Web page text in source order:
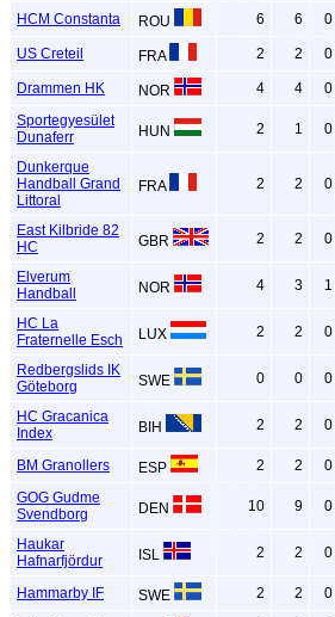
HCM Constanta ROU 6 6 0
US Creteil FRA 2 2 0
Drammen HK NOR 4 4 0
Sportegyesület
Dunaferr
HUN 2 1 0
Dunkerque
Handball Grand
Littoral
FRA 2 2 0
East Kilbride 82
HC
GBR 2 2 0
Elverum
Handball
NOR 4 3 1
HC La
Fraternelle Esch
LUX 2 2 0
Redbergslids IK
Göteborg
SWE 0 0 0
HC Gracanica
Index
BIH 2 2 0
BM Granollers ESP 2 2 0
GOG Gudme
Svendborg
DEN 10 9 0
Haukar
Hafnarfjördur
ISL 2 2 0
Hammarby IF SWE 2 2 0